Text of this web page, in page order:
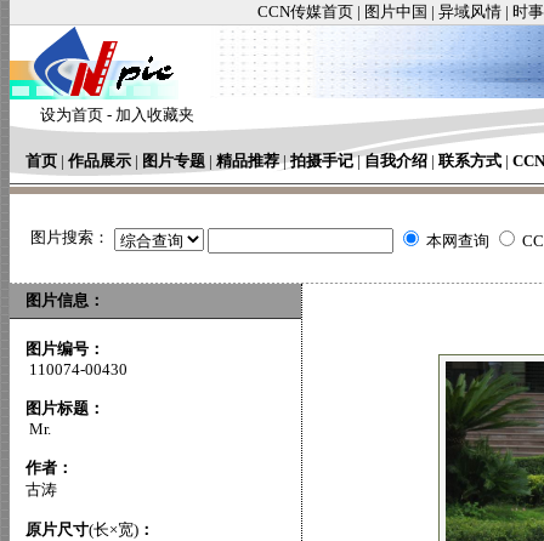
CCN传媒首页 | 图片中国 | 异域风情 | 时
设为首页 - 加入收藏夹
首页 | 作品展示 | 图片专题 | 精品推荐|拍摄手记|自我介绍 | 联系方式 |
图片搜索： 本网查询
图片信息：
图片编号：
110074-00430
图片标题：
Mr.
作者：
古涛
原片尺寸(长×宽) ：